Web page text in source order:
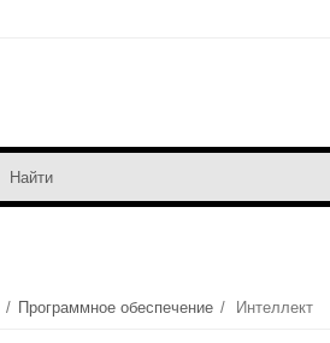
/ Программное обеспечение / Интеллект